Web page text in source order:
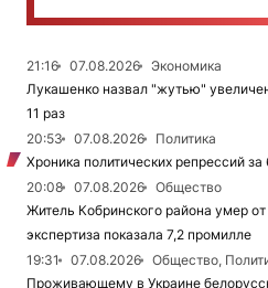
21:16 07.08.2026
Экономика
Лукашенко назвал "жутью"
11 раз
20:53
07.08.2026
Политика
Хроника политических репрессий за
20:08
07.08.2026
Общество
Житель Кобринского района умер
экспертиза показала 7,2 промилле
19:31
07.08.2026
Общество,
Проживающему в Украине